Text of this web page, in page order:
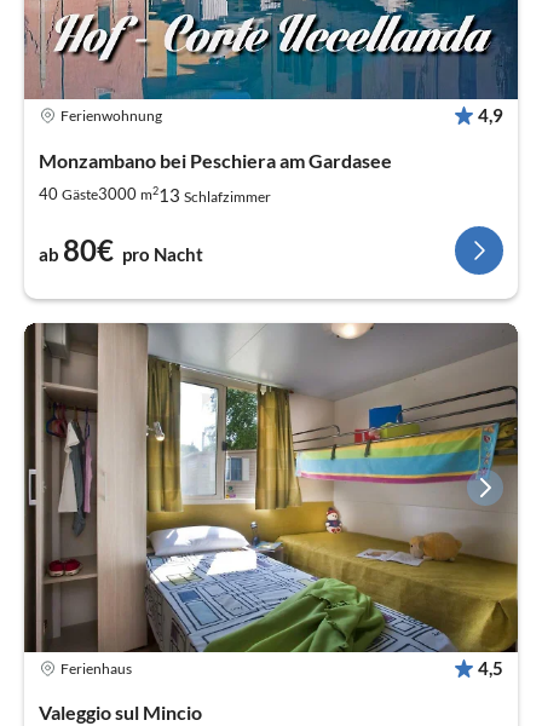
Ferienwohnung 4,9
Monzambano bei Peschiera am Gardasee
40 Gäste3000 m213 Schlafzimmer
ab 80€ pro Nacht
Ferienhaus 4,5
Valeggio sul Mincio